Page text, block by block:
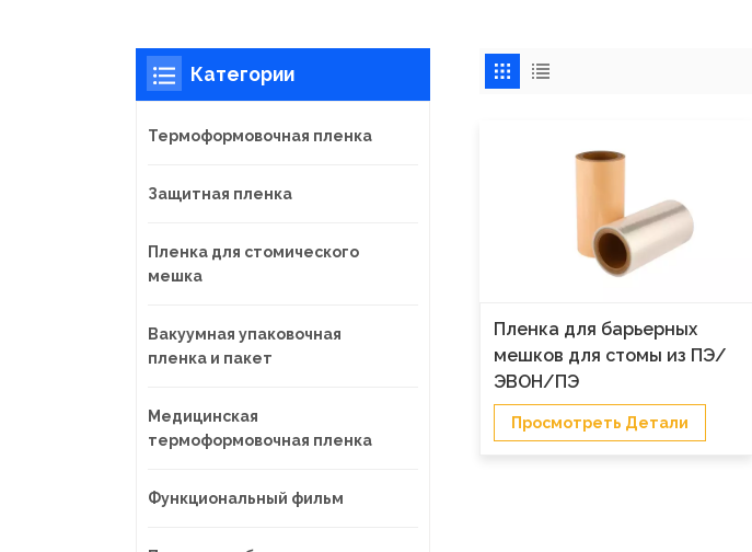
Пленка для барьерных
мешков для стомы из ПЭ/
ЭВОН/ПЭ
Просмотреть Детали
Категории
Термоформовочная пленка
Защитная пленка
Пленка для стомического
мешка
Вакуумная упаковочная
пленка и пакет
Медицинская
термоформовочная пленка
Функциональный фильм